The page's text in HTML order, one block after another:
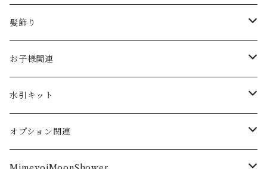
大きなサイズ
季節
春
夏
シーン
長寿のお祝い向け
ご出産
ダブルガーゼ
手染め水引
翡翠
お正月
節句飾り
季節
髪飾り
クリップ
お子様関連
お食い初め
髪留め
水引キット
御祝儀袋作成
オプション関連